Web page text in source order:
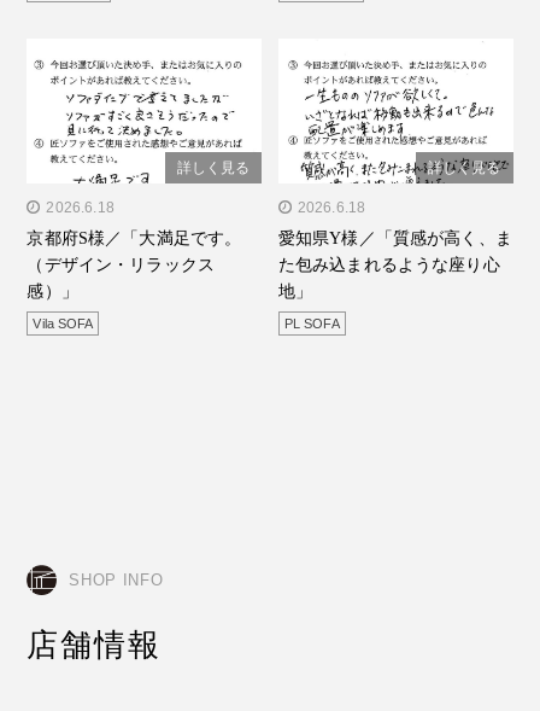
" alt="京都府S様／「大満
足です。（デザイン・リラ
ックス感）」"/>
詳しく見る
2026.6.18
京都府S様／「大満足です。
（デザイン・リラックス
感）」
Vila SOFA
" alt="愛知県Y様／「質感
が高く、また包み込まれる
ような座り心地」"/>
詳しく見る
2026.6.18
愛知県Y様／「質感が高く、ま
た包み込まれるような座り心
地」
PL SOFA
SHOP INFO
店舗情報